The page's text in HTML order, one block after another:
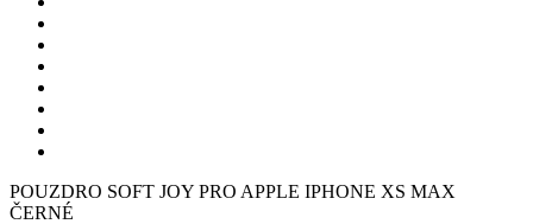
POUZDRO SOFT JOY PRO APPLE IPHONE XS MAX
ČERNÉ